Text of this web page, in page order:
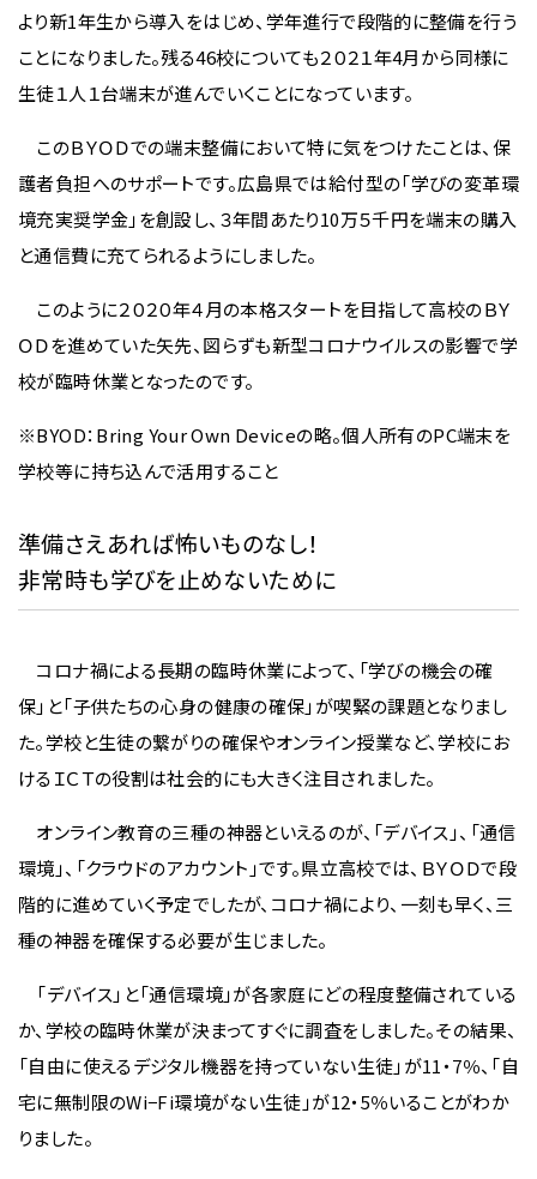
より新1年生から導入をはじめ、学年進行で段階的に整備を行う
ことになりました。残る46校についても２０２１年4月から同様に
生徒１人１台端末が進んでいくことになっています。
このＢＹＯＤでの端末整備において特に気をつけたことは、保
護者負担へのサポートです。広島県では給付型の「学びの変革環
境充実奨学金」を創設し、３年間あたり10万５千円を端末の購入
と通信費に充てられるようにしました。
このように２０２０年４月の本格スタートを目指して高校のＢＹ
ＯＤを進めていた矢先、図らずも新型コロナウイルスの影響で学
校が臨時休業となったのです。
※BYOD：Bring Your Own Deviceの略。個人所有のPC端末を
学校等に持ち込んで活用すること
準備さえあれば怖いものなし！
非常時も学びを止めないために
コロナ禍による長期の臨時休業によって、「学びの機会の確
保」と「子供たちの心身の健康の確保」が喫緊の課題となりまし
た。学校と生徒の繋がりの確保やオンライン授業など、学校にお
けるＩＣＴの役割は社会的にも大きく注目されました。
オンライン教育の三種の神器といえるのが、「デバイス」、「通信
環境」、「クラウドのアカウント」です。県立高校では、ＢＹＯＤで段
階的に進めていく予定でしたが、コロナ禍により、一刻も早く、三
種の神器を確保する必要が生じました。
「デバイス」と「通信環境」が各家庭にどの程度整備されている
か、学校の臨時休業が決まってすぐに調査をしました。その結果、
「自由に使えるデジタル機器を持っていない生徒」が11・7％、「自
宅に無制限のWi−Fi環境がない生徒」が12・5％いることがわか
りました。